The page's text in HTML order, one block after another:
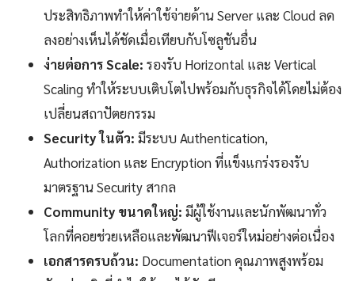
ประสิทธิภาพทำให้ค่าใช้จ่ายด้าน Server และ Cloud ลด
ลงอย่างเห็นได้ชัดเมื่อเทียบกับโซลูชันอื่น
ง่ายต่อการ Scale: รองรับ Horizontal และ Vertical
Scaling ทำให้ระบบเติบโตไปพร้อมกับธุรกิจได้โดยไม่ต้อง
เปลี่ยนสถาปัตยกรรม
Security ในตัว: มีระบบ Authentication,
Authorization และ Encryption ที่แข็งแกร่งรองรับ
มาตรฐาน Security สากล
Community ขนาดใหญ่: มีผู้ใช้งานและนักพัฒนาทั่ว
โลกที่คอยช่วยเหลือและพัฒนาฟีเจอร์ใหม่อย่างต่อเนื่อง
เอกสารครบถ้วน: Documentation คุณภาพสูงพร้อม